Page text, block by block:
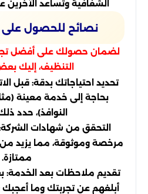
الشفافية وتساعد الآخرين
نصائح للحصول على
لضمان حصولك على أفضل
التنظيف، إليك
تحديد احتياجاتك بدقة: قبل
بحاجة إلى خدمة معينة
النوافذ)، حدد
التحقق من شهادات
مرخصة وموثوقة، مما يزيد
ممتازة.
تقديم ملاحظات بعد الخدمة:
أبلغهم عن تجربتك وما